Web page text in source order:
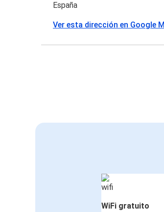
España
Ver esta dirección en Google
WiFi gratuito